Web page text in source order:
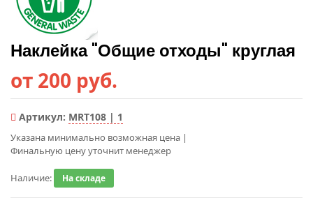
Наклейка "Общие отходы" круглая
от 200 руб.
Артикул: MRT108 | 1
Указана минимально возможная цена |
Финальную цену уточнит менеджер
Наличие: На складе